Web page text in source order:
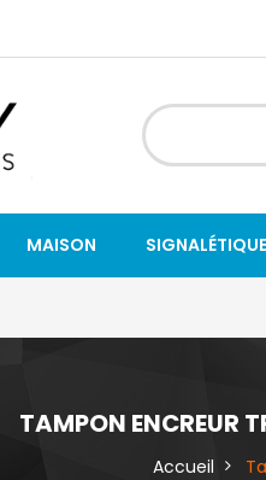
MAISON SIGNALÉTIQUE
TAMPON ENCREUR
Accueil